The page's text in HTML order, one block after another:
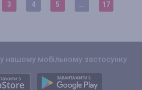
3 4 5 17
у нашому мобільному застосунку